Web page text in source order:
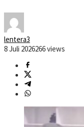
lentera3
8 Juli 2026266 views